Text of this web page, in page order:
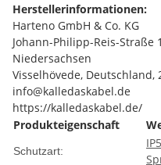
Herstellerinformationen:
Harteno GmbH & Co. KG
Johann-Philipp-Reis-Straße
Niedersachsen
Visselhövede, Deutschland,
info@kalledaskabel.de
https://kalledaskabel.de/
Produkteigenschaft
Schutzart: